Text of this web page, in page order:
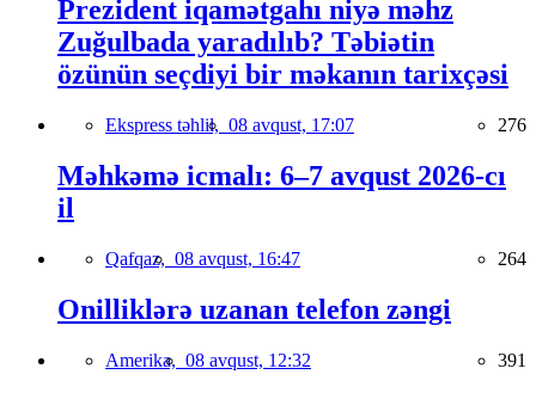
Prezident iqamətgahı niyə məhz
Zuğulbada yaradılıb? Təbiətin
özünün seçdiyi bir məkanın tarixçəsi
Ekspress təhlil, 08 avqust, 17:07 276
Məhkəmə icmalı: 6–7 avqust 2026-cı
il
Qafqaz, 08 avqust, 16:47 264
Onilliklərə uzanan telefon zəngi
Amerika, 08 avqust, 12:32 391